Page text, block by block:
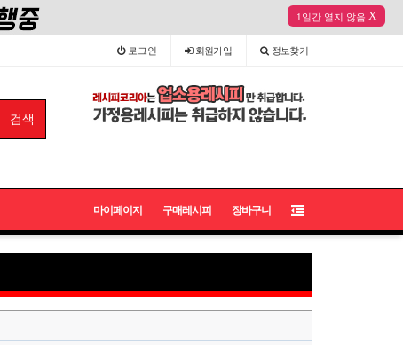
1일간 열지 않음 X
로그인 회원가입 정보찾기
마이페이지 구매레시피 장바구니